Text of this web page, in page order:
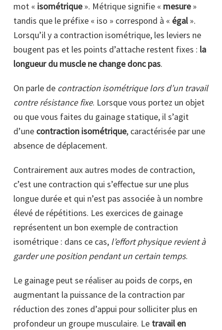
mot « isométrique». Métrique signifie « mesure»
tandis que le préfixe « iso » correspond à « égal».
Lorsqu’il y a contraction isométrique, les leviers ne
bougent pas et les points d’attache restent fixes : la
longueur du muscle ne change donc pas.
On parle de contraction isométrique lors d’un travail
contre résistance fixe. Lorsque vous portez un objet
ou que vous faites du gainage statique, il s’agit
d’une contraction isométrique, caractérisée par une
absence de déplacement.
Contrairement aux autres modes de contraction,
c’est une contraction qui s’effectue sur une plus
longue durée et qui n’est pas associée à un nombre
élevé de répétitions. Les exercices de gainage
représentent un bon exemple de contraction
isométrique : dans ce cas, l’effort physique revient à
garder une position pendant un certain temps.
Le gainage peut se réaliser au poids de corps, en
augmentant la puissance de la contraction par
réduction des zones d’appui pour solliciter plus en
profondeur un groupe musculaire. Le travail en